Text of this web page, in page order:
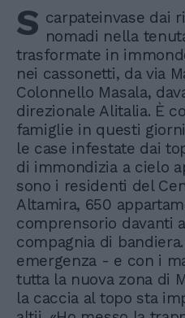
S carpateinvase dai
nomadi nella
trasformate in
nei cassonetti, da via
Colonnello Masala,
direzionale Alitalia. È
famiglie in questi
le case infestate dai
di immondizia a cielo
sono i residenti del
Altamira, 650
comprensorio davanti
compagnia di
emergenza - e con i
tutta la nuova zona di
la caccia al topo sta